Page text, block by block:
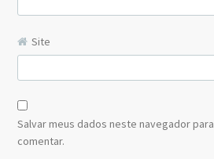
Site
Salvar meus dados neste navegador
comentar.